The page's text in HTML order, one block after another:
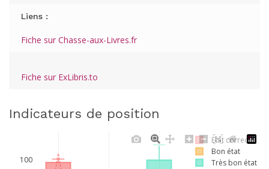
Liens :
Fiche sur Chasse-aux-Livres.fr
Fiche sur ExLibris.to
Indicateurs de position
100
Etat correct
Bon état
Très bon état